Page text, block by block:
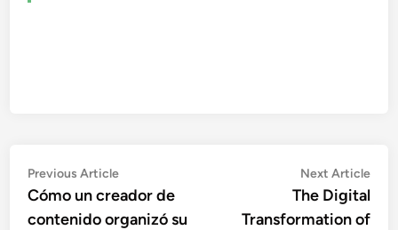
Post
navigation
Previous ArticlePrevious
article:
Cómo un creador de
contenido organizó su
Next Article
The Digital
Transformation of